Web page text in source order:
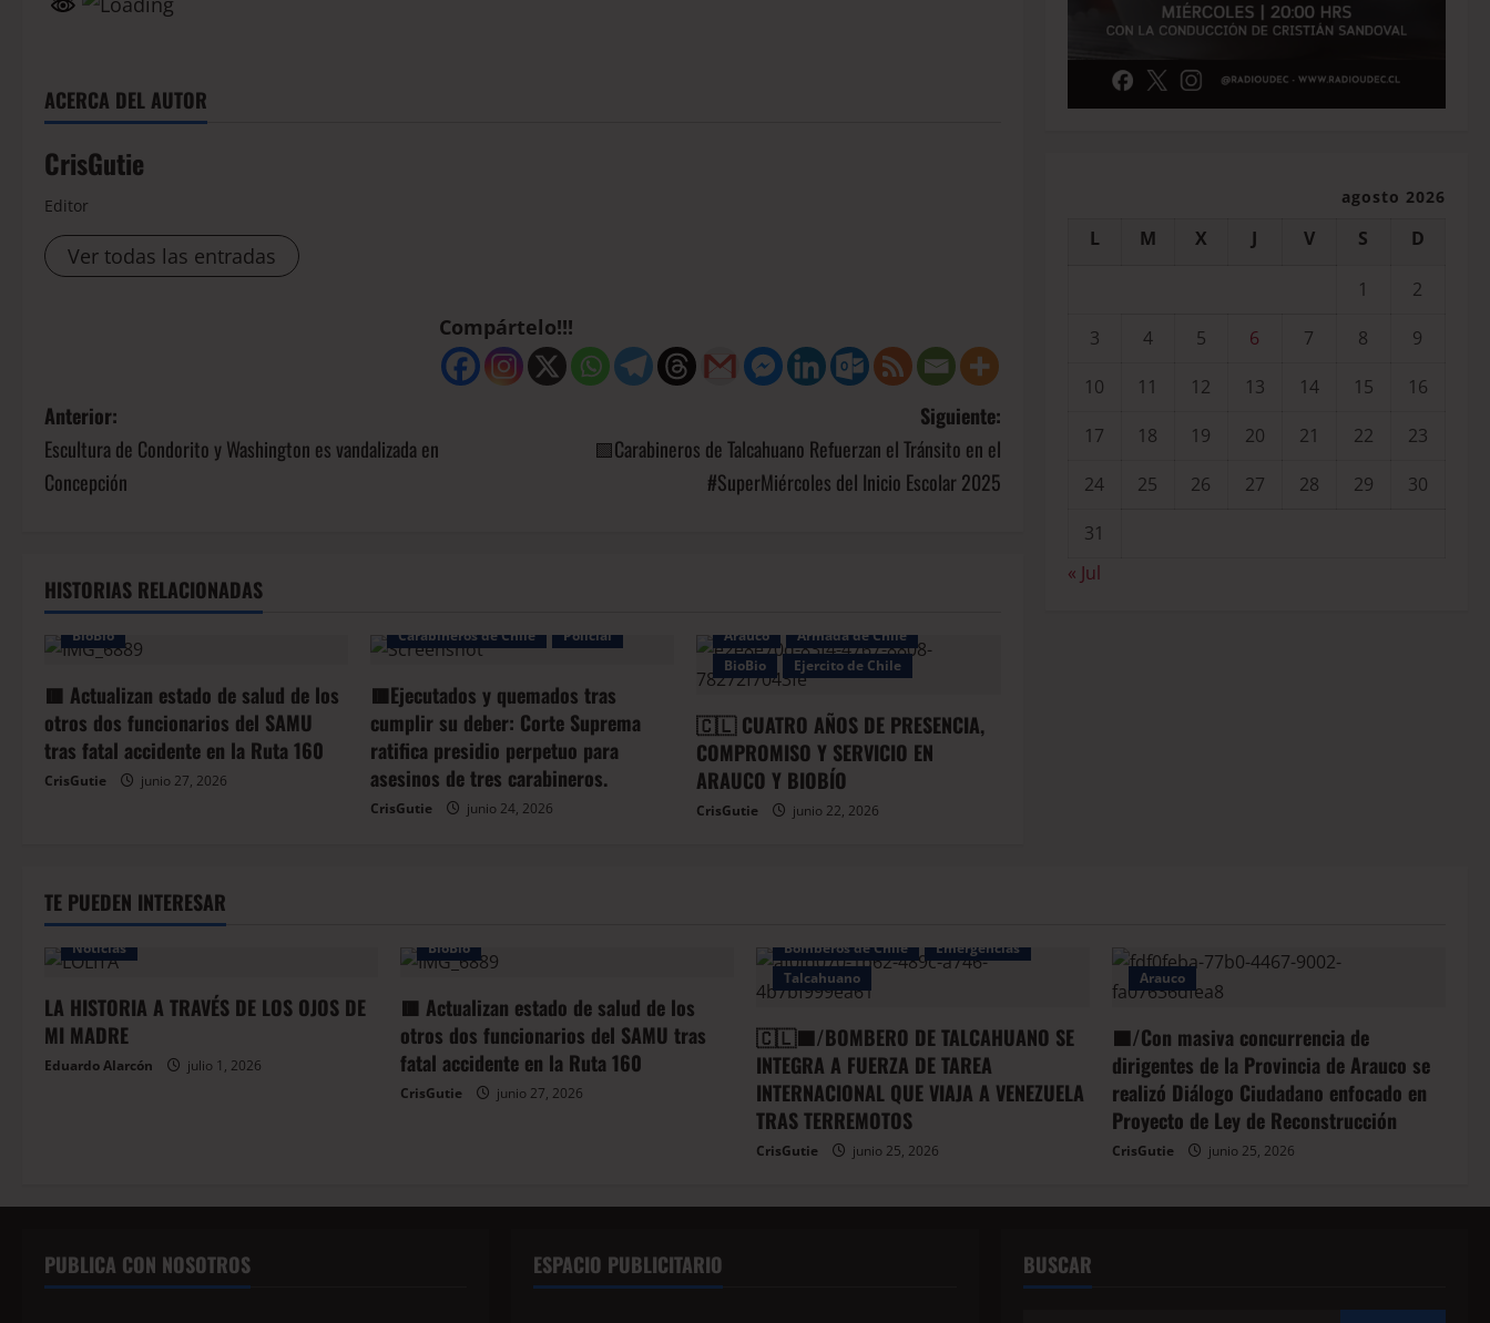
ACERCA DEL AUTOR
CrisGutie
Editor
Ver todas las entradas
Compártelo!!!
Anterior:
Escultura de Condorito y Washington es vandalizada en
Concepción
Siguiente:
🟩Carabineros de Talcahuano Refuerzan el Tránsito en el
#SuperMiércoles del Inicio Escolar 2025
HISTORIAS RELACIONADAS
BioBio
🟥 Actualizan estado de salud de los
otros dos funcionarios del SAMU
tras fatal accidente en la Ruta 160
CrisGutie junio 27, 2026
Carabineros de Chile
Policial
🟥Ejecutados y quemados tras
cumplir su deber: Corte Suprema
ratifica presidio perpetuo para
asesinos de tres carabineros.
CrisGutie junio 24, 2026
Arauco
Armada de Chile
BioBio
Ejercito de Chile
🇨🇱 CUATRO AÑOS DE PRESENCIA,
COMPROMISO Y SERVICIO EN
ARAUCO Y BIOBÍO
CrisGutie junio 22, 2026
agosto 2026
L M X J V S D
1
2
3
4 5 6 7 8
9
10
11 12 13 14 15
16
17
18 19 20 21 22
23
24
25 26 27 28 29
30
31
« Jul
TE PUEDEN INTERESAR
Noticias
LA HISTORIA A TRAVÉS DE LOS OJOS DE
MI MADRE
Eduardo Alarcón julio 1, 2026
BioBio
🟥 Actualizan estado de salud de los
otros dos funcionarios del SAMU tras
fatal accidente en la Ruta 160
CrisGutie junio 27, 2026
Bomberos de Chile
Emergencias
Talcahuano
🇨🇱🟦/BOMBERO DE TALCAHUANO SE
INTEGRA A FUERZA DE TAREA
INTERNACIONAL QUE VIAJA A VENEZUELA
TRAS TERREMOTOS
CrisGutie junio 25, 2026
Arauco
🟦/Con masiva concurrencia de
dirigentes de la Provincia de Arauco se
realizó Diálogo Ciudadano enfocado en
Proyecto de Ley de Reconstrucción
CrisGutie junio 25, 2026
PUBLICA CON NOSOTROS ESPACIO PUBLICITARIO BUSCAR